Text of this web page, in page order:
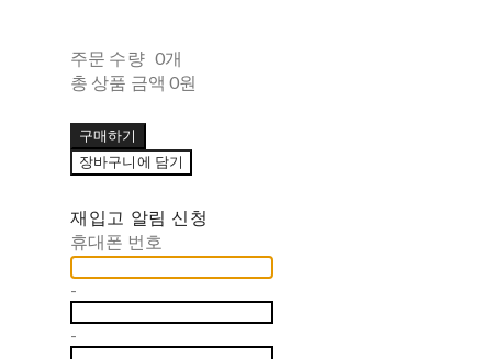
주문 수량 0개
총 상품 금액 0원
구매하기
장바구니에 담기
재입고 알림 신청
휴대폰 번호
-
-